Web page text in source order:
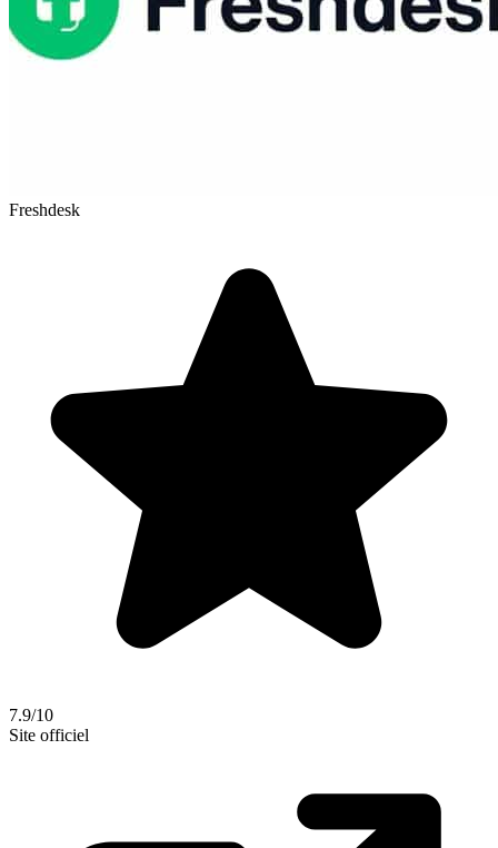
Freshdesk
7.9/10
Site officiel